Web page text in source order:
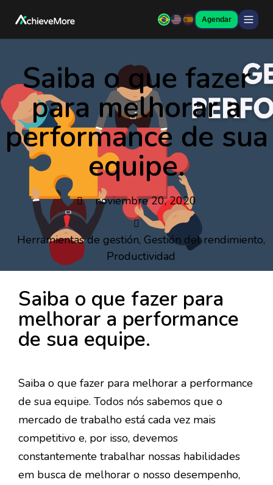
Agendar
Saiba o que fazer
para melhorar a
performance de sua
equipe.
noviembre 20, 2020
Herramientas de gestión, Gestión del rendimiento,
Productividad
Saiba o que fazer para
melhorar a performance
de sua equipe.
Saiba o que fazer para melhorar a performance
de sua equipe. Todos nós sabemos que o
mercado de trabalho está cada vez mais
competitivo e, por isso, devemos
constantemente trabalhar nossas habilidades
em busca de melhorar o nosso desempenho,